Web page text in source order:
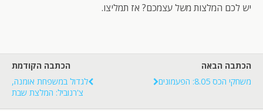
יש לכם המלצות משל עצמכם? אז תמליצו.
הכתבה הקודמת
לגדול במשפחת אומנה,
צ'רנוביל: המלצת שבת
הכתבה הבאה
משחקי הכס 8.05: הפעמונים